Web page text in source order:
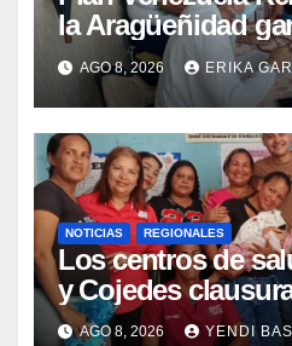
la Aragüeñidad
atención médica
Aragua
AGO 8, 2026 ERIKA
NOTICIAS REGIONALES
Los centros de
y Cojedes
Semana Mundial
AGO 8, 2026 YENDI